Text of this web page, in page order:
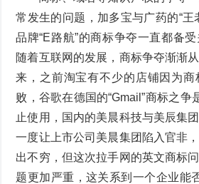
常发生的问题，加多宝与广药的“王
品牌“E路航”的商标争夺一直都备
随着互联网的发展，商标争夺渐渐
来，之前淘宝有不少的店铺因为
败，谷歌在德国的“Gmail”商标之争
止使用，国内的美晨科技与美辰集
一度让上市公司美晨集团陷入官非
出不穷，但这次拉手网的英文商标
题更加严重，这关系到一个企业能